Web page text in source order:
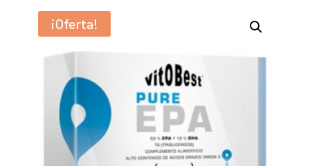
¡Oferta!